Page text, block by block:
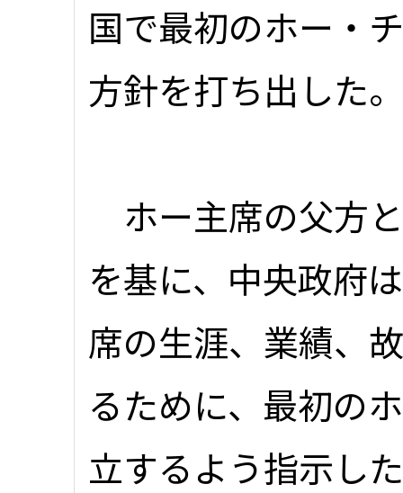
国で最初のホー・
方針を打ち出した。
ホー主席の父方
を基に、中央政府
席の生涯、業績、
るために、最初の
立するよう指示し